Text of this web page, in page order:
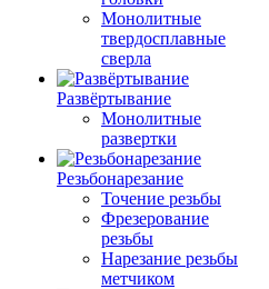
Монолитные
твердосплавные
сверла
Развёртывание
Монолитные
развертки
Резьбонарезание
Точение резьбы
Фрезерование
резьбы
Нарезание резьбы
метчиком